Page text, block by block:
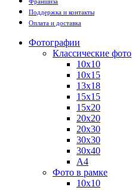
Поддержка и контакты
Оплата и доставка
Фотографии
Классические фото
10х10
10х15
13х18
15х15
15х20
20х20
20х30
30х30
30х40
А4
Фото в рамке
10х10